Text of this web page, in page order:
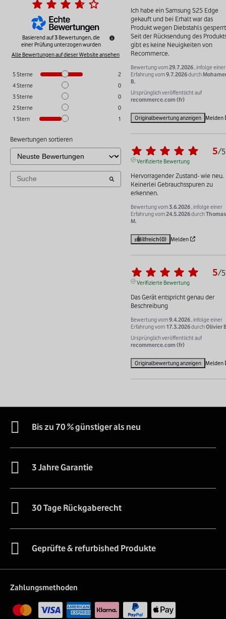
Basierend auf3 Bewertungen, die
einer Prüfung unterzogen wurden
Alle Bewertungen auf dieser Website ansehen
5Sterne
2
4Sterne
0
3Sterne
0
2Sterne
0
1 Stern 1
Bewertungen sortieren
Ich habe ein Samsung S25 Edge
gekauft und bei Erhalt war das
Produkt wegen Diebstahls
Seit der Rücksendung des
gibt es keine Neuigkeiten von
Recommerce.
Bewertung vom29.7.2026 , infolge einer
Erfahrung vom9.7.2026durch
B.
Ursprünglich veröffentlicht auf
recommerce.com (fr)
Originalbewertung anzeigen Melden
5/5
Verifizierte Bewertung
Hervorragender Zustand- wie neu.
Keinerlei Gebrauchsspuren zu
erkennen.
Bewertung vom3.6.2026 , infolge einer
Erfahrung vom24.5.2026durchThomas
M.
Hilfreich(0) Melden
5/5
Verifizierte Bewertung
Das Gerät entspricht genau der
Beschreibung
Bewertung vom9.4.2026 , infolge einer
Erfahrung vom 17.3.2026durchOlivier
Ursprünglich veröffentlicht auf
recommerce.com (fr)
Originalbewertung anzeigen Melden
Bis zu 70 % günstiger als neu
3 Jahre Garantie
30 Tage Rückgaberecht
Geprüfte & refurbished Produkte
Zahlungsmethoden